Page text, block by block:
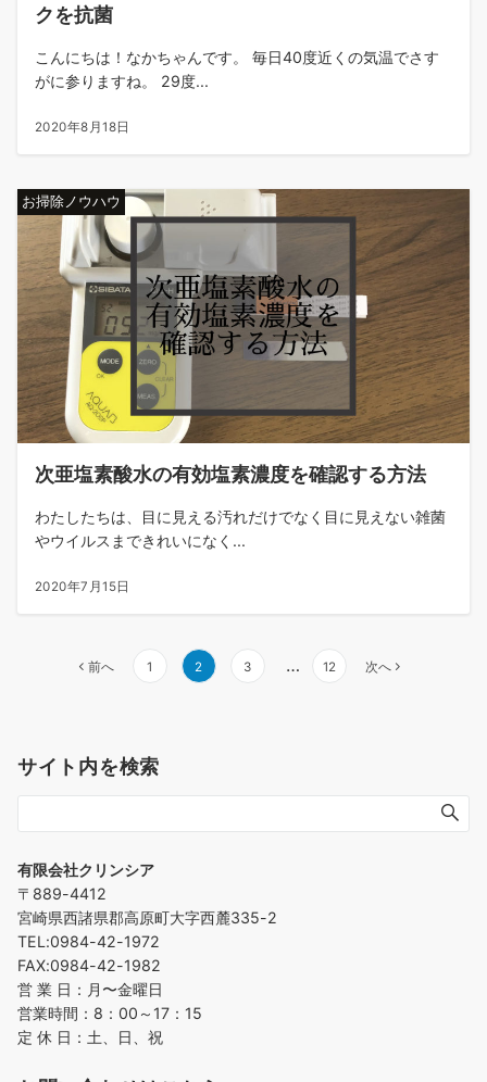
クを抗菌
こんにちは！なかちゃんです。 毎日40度近くの気温でさす
がに参りますね。 29度...
2020年8月18日
お掃除ノウハウ
次亜塩素酸水の有効塩素濃度を確認する方法
わたしたちは、目に見える汚れだけでなく目に見えない雑菌
やウイルスまできれいになく...
2020年7月15日
前へ 1 2 3 … 12 次へ
サイト内を検索
有限会社クリンシア
〒889-4412
宮崎県西諸県郡高原町大字西麓335-2
TEL:0984-42-1972
FAX:0984-42-1982
営 業 日：月〜金曜日
営業時間：8：00～17：15
定 休 日：土、日、祝